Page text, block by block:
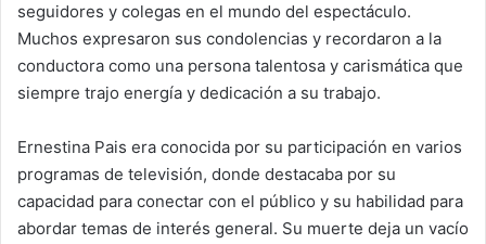
seguidores y colegas en el mundo del espectáculo.
Muchos expresaron sus condolencias y recordaron a la
conductora como una persona talentosa y carismática que
siempre trajo energía y dedicación a su trabajo.
Ernestina Pais era conocida por su participación en varios
programas de televisión, donde destacaba por su
capacidad para conectar con el público y su habilidad para
abordar temas de interés general. Su muerte deja un vacío